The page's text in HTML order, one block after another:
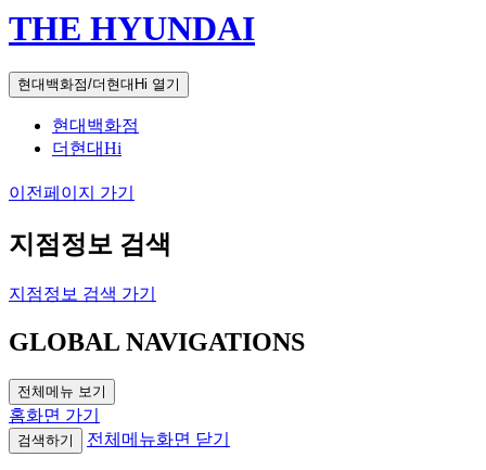
THE HYUNDAI
현대백화점/더현대Hi 열기
현대백화점
더현대Hi
이전페이지 가기
지점정보 검색
지점정보 검색 가기
GLOBAL NAVIGATIONS
전체메뉴 보기
홈화면 가기
검색하기 전체메뉴화면 닫기